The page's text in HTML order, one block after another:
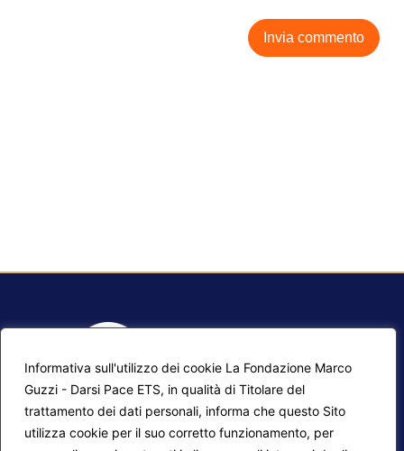
Informativa sull'utilizzo dei cookie La Fondazione Marco
Guzzi - Darsi Pace ETS, in qualità di Titolare del
trattamento dei dati personali, informa che questo Sito
utilizza cookie per il suo corretto funzionamento, per